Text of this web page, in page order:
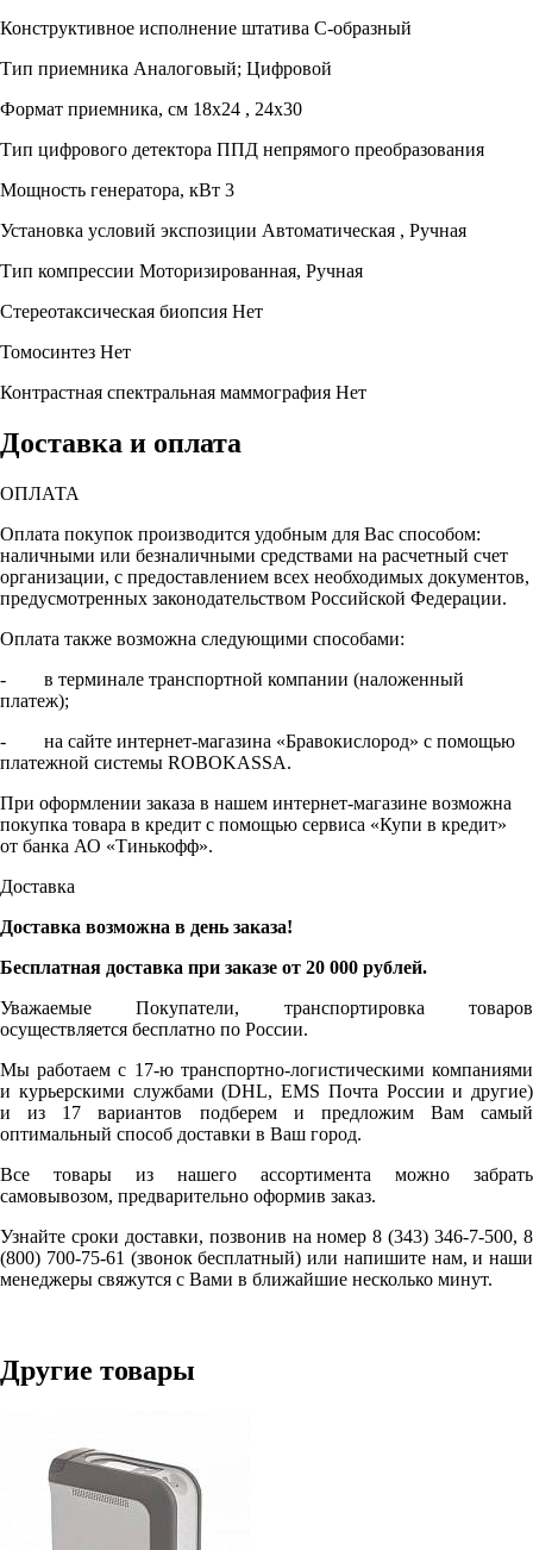
Конструктивное исполнение штатива С-образный
Тип приемника Аналоговый; Цифровой
Формат приемника, см 18х24 , 24х30
Тип цифрового детектора ППД непрямого преобразования
Мощность генератора, кВт 3
Установка условий экспозиции Автоматическая , Ручная
Тип компрессии Моторизированная, Ручная
Стереотаксическая биопсия Нет
Томосинтез Нет
Контрастная спектральная маммография Нет
Доставка и оплата
ОПЛАТА
Оплата покупок производится удобным для Вас способом:
наличными или безналичными средствами на расчетный счет
организации, с предоставлением всех необходимых документов,
предусмотренных законодательством Российской Федерации.
Оплата также возможна следующими способами:
- в терминале транспортной компании (наложенный
платеж);
- на сайте интернет-магазина «Бравокислород» с помощью
платежной системы ROBOKASSA.
При оформлении заказа в нашем интернет-магазине возможна
покупка товара в кредит с помощью сервиса «Купи в кредит»
от банка АО «Тинькофф».
Доставка
Доставка возможна в день заказа!
Бесплатная доставка при заказе от 20 000 рублей.
Уважаемые Покупатели, транспортировка товаров
осуществляется бесплатно по России.
Мы работаем с 17-ю транспортно-логистическими компаниями
и курьерскими службами (DHL, EMS Почта России и другие)
и из 17 вариантов подберем и предложим Вам самый
оптимальный способ доставки в Ваш город.
Все товары из нашего ассортимента можно забрать
самовывозом, предварительно оформив заказ.
Узнайте сроки доставки, позвонив на номер 8 (343) 346-7-500, 8
(800) 700-75-61 (звонок бесплатный) или напишите нам, и наши
менеджеры свяжутся с Вами в ближайшие несколько минут.
Другие товары